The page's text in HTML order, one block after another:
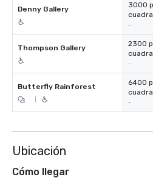
Denny Gallery
3000
-
Thompson Gallery
2300
-
Butterfly Rainforest
6400
-
Ubicación
Cómo llegar